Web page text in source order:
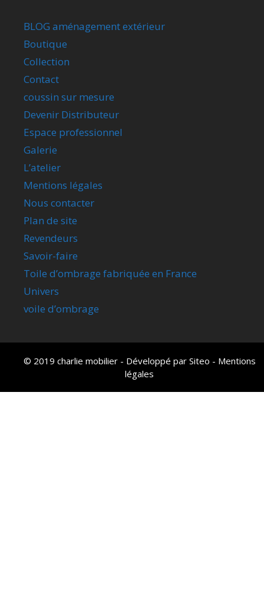
BLOG aménagement extérieur
Boutique
Collection
Contact
coussin sur mesure
Devenir Distributeur
Espace professionnel
Galerie
L’atelier
Mentions légales
Nous contacter
Plan de site
Revendeurs
Savoir-faire
Toile d’ombrage fabriquée en France
Univers
voile d’ombrage
© 2019 charlie mobilier - Développé par Siteo - Mentions
légales